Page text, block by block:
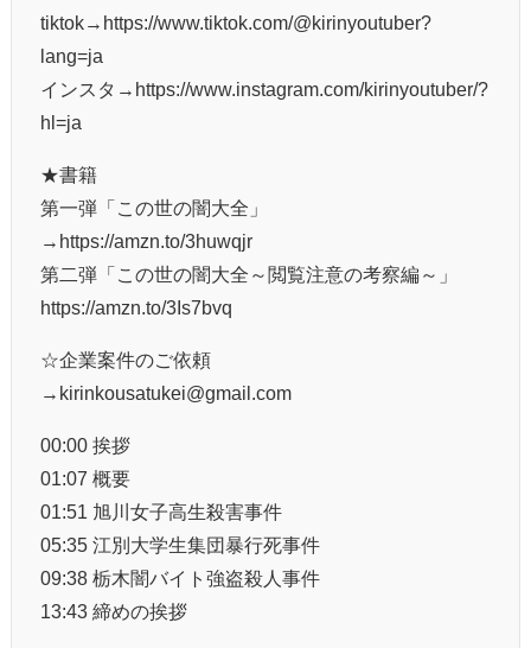
tiktok→https://www.tiktok.com/@kirinyoutuber?
lang=ja
インスタ→https://www.instagram.com/kirinyoutuber/?
hl=ja
★書籍
第一弾「この世の闇大全」
→https://amzn.to/3huwqjr
第二弾「この世の闇大全～閲覧注意の考察編～」
https://amzn.to/3Is7bvq
☆企業案件のご依頼
→kirinkousatukei@gmail.com
00:00 挨拶
01:07 概要
01:51 旭川女子高生殺害事件
05:35 江別大学生集団暴行死事件
09:38 栃木闇バイト強盗殺人事件
13:43 締めの挨拶